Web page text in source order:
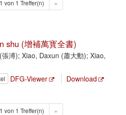
von 1 Treffer(n) »
shu (增補萬寳全書)
溥); Xiao, Daxun (蕭大勳); Xiao,
DFG-Viewer Download
von 1 Treffer(n) »